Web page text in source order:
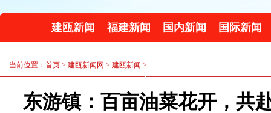
建瓯新闻 福建新闻 国内新闻 国际新闻
当前位置：首页 > 建瓯新闻网 > 建瓯新闻 >
东游镇：百亩油菜花开，共